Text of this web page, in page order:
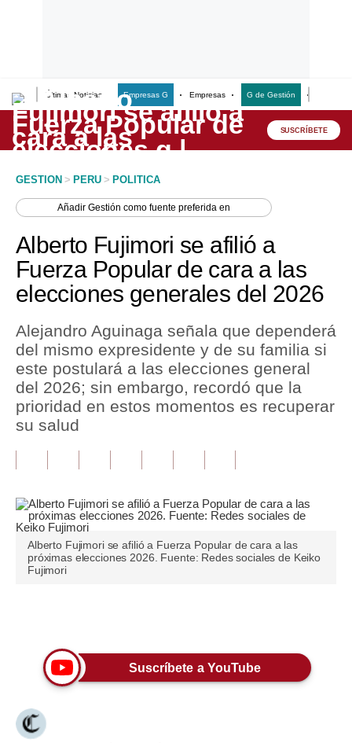
Últimas Noticias Empresas G Empresas G de Gestión
Lo último
Peru Quiosco
Economía
Mercados
Política
Tu Dinero
Finanzas Personales
Opinión
Editorial
Pregunta de hoy
Lujo
Moda
SUSCRÍBETE
GESTION > PERU > POLITICA
AñadirGestión como fuente preferida en
Alberto Fujimori se afilió a
Fuerza Popular de cara a las
elecciones generales del 2026
Alejandro Aguinaga señala que dependerá
del mismo expresidente y de su familia si
este postulará a las elecciones general
del 2026; sin embargo, recordó que la
prioridad en estos momentos es recuperar
su salud
Alberto Fujimori se afilió a Fuerza Popular de cara a las
próximas elecciones 2026. Fuente: Redes sociales de Keiko
Fujimori
Suscríbete a YouTube